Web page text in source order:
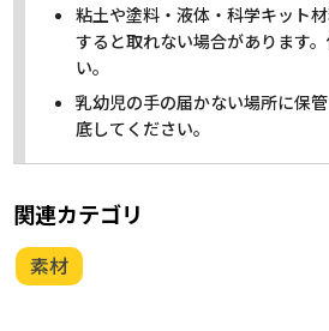
粘土や塗料・液体・科学キット
すると取れない場合があります
い。
乳幼児の手の届かない場所に保
底してください。
関連カテゴリ
素材